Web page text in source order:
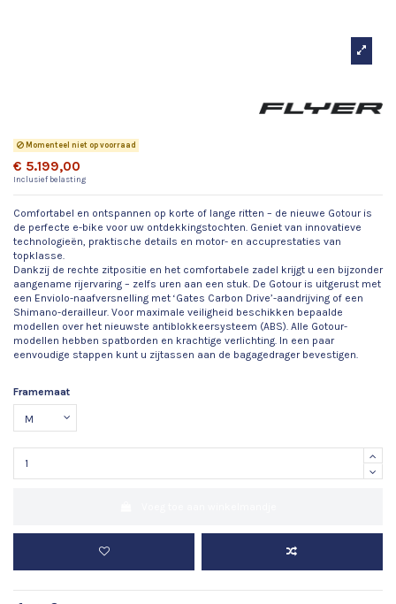
Momenteel niet op voorraad
€ 5.199,00
Inclusief belasting
Comfortabel en ontspannen op korte of lange ritten – de nieuwe Gotour is
de perfecte e-bike voor uw ontdekkingstochten. Geniet van innovatieve
technologieën, praktische details en motor- en accuprestaties van
topklasse.
Dankzij de rechte zitpositie en het comfortabele zadel krijgt u een bijzonder
aangename rijervaring – zelfs uren aan een stuk. De Gotour is uitgerust met
een Enviolo-naafversnelling met ‘Gates Carbon Drive’-aandrijving of een
Shimano-derailleur. Voor maximale veiligheid beschikken bepaalde
modellen over het nieuwste antiblokkeersysteem (ABS). Alle Gotour-
modellen hebben spatborden en krachtige verlichting. In een paar
eenvoudige stappen kunt u zijtassen aan de bagagedrager bevestigen.
Framemaat